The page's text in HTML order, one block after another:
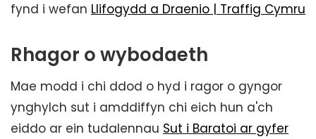
fynd i wefan Llifogydd a Draenio | Traffig Cymru
Rhagor o wybodaeth
Mae modd i chi ddod o hyd i ragor o gyngor
ynghylch sut i amddiffyn chi eich hun a'ch
eiddo ar ein tudalennau Sut i Baratoi ar gyfer